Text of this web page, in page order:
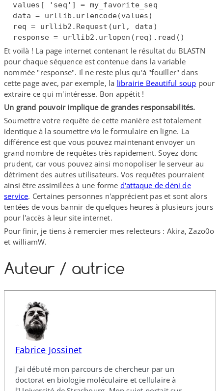
Et voilà ! La page internet contenant le résultat du BLASTN
pour chaque séquence est contenue dans la variable
nommée "response". Il ne reste plus qu'à "fouiller" dans
cette page avec, par exemple, la librairie Beautiful soup pour
extraire ce qui m'intéresse. Bon appétit !
Un grand pouvoir implique de grandes responsabilités.
Soumettre votre requête de cette manière est totalement
identique à la soumettre via le formulaire en ligne. La
différence est que vous pouvez maintenant envoyer un
grand nombre de requêtes très rapidement. Soyez donc
prudent, car vous pouvez ainsi monopoliser le serveur au
détriment des autres utilisateurs. Vos requêtes pourraient
ainsi être assimilées à une forme d'attaque de déni de
service. Certaines personnes n'apprécient pas et sont alors
tentées de vous bannir de quelques heures à plusieurs jours
pour l'accès à leur site internet.
Pour finir, je tiens à remercier mes relecteurs : Akira, Zazo0o
et williamW.
Auteur /​ autrice
Fabrice Jossinet
J'ai débuté mon parcours de chercheur par un
doctorat en biologie moléculaire et cellulaire à